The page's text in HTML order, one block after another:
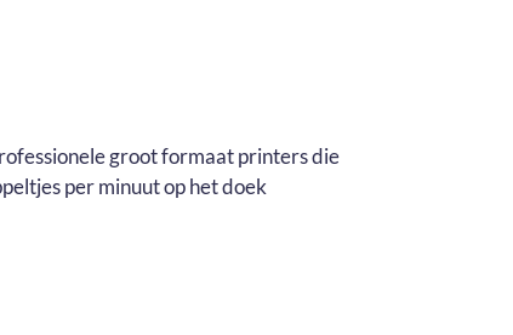
groot formaat printers die
per minuut op het doek